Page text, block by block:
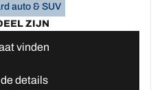
auto & SUV
ZIJN
vinden
details